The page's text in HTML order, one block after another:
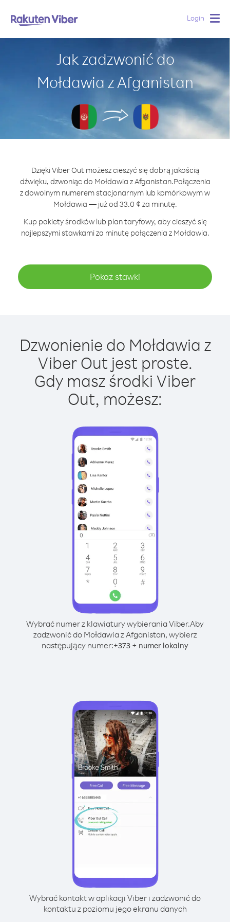
Login
Jak zadzwonić do
Mołdawia z Afganistan
Dzięki Viber Out możesz cieszyć się dobrą jakością
dźwięku, dzwoniąc do Mołdawia z Afganistan.Połączenia
z dowolnym numerem stacjonarnym lub komórkowym w
Mołdawia — już od 33.0 ¢ za minutę.
Kup pakiety środków lub plan taryfowy, aby cieszyć się
najlepszymi stawkami za minutę połączenia z Mołdawia.
Pokaż stawki
Dzwonienie do Mołdawia z
Viber Out jest proste.
Gdy masz środki Viber
Out, możesz:
Wybrać numer z klawiatury wybierania Viber.Aby
zadzwonić do Mołdawia z Afganistan, wybierz
następujący numer:+373 + numer lokalny
Wybrać kontakt w aplikacji Viber i zadzwonić do
kontaktu z poziomu jego ekranu danych